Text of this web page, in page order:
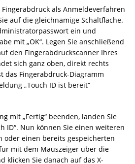
als Anmeldeverfahren
auf die gleichnamige Schaltfläche.
ein und
mit „OK“. Legen Sie anschließend
den Fingerabdruckscanner Ihres
sich ganz oben, direkt rechts
das Fingerabdruck-Diagramm
„Touch ID ist bereit“
mit „Fertig“ beenden, landen Sie
ID“. Nun können Sie einen weiteren
oder einen bereits gespeicherten
mit dem Mauszeiger über die
klicken Sie danach auf das X-